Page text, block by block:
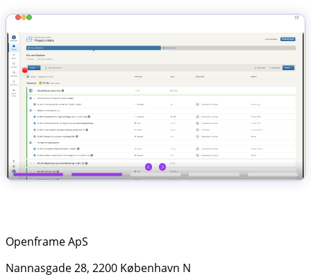
Openframe ApS
Nannasgade 28, 2200 København N